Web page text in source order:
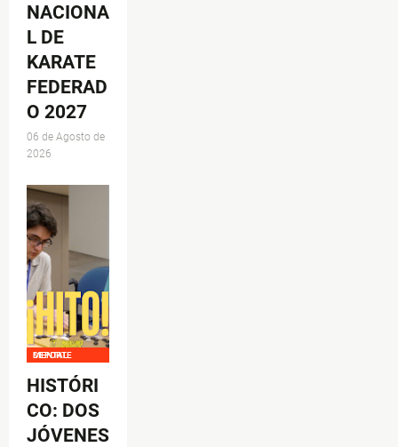
NACIONA
L DE
KARATE
FEDERAD
O 2027
06 de Agosto de
2026
DEPORTE MENTAL
HISTÓRI
CO: DOS
JÓVENES